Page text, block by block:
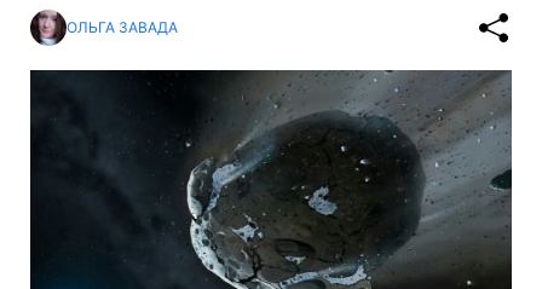
ОЛЬГА ЗАВАДА